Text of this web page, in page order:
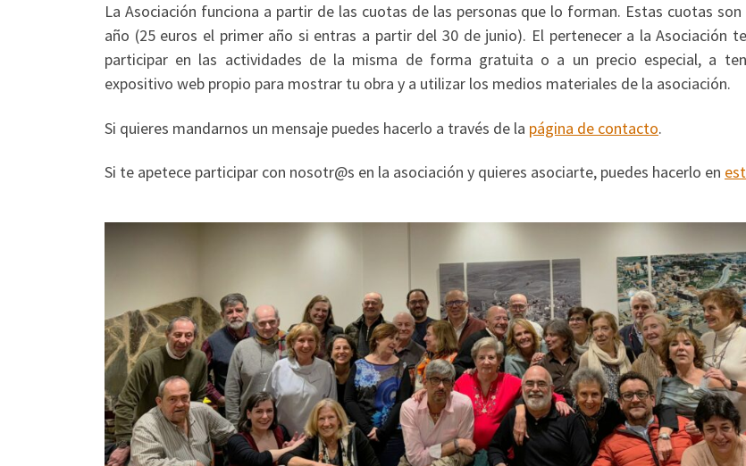
La Asociación funciona a partir de las cuotas de las personas que lo forman. Estas cuotas
año (25 euros el primer año si entras a partir del 30 de junio). El pertenecer a la Asociación
participar en las actividades de la misma de forma gratuita o a un precio especial, a
expositivo web propio para mostrar tu obra y a utilizar los medios materiales de la asociación.
Si quieres mandarnos un mensaje puedes hacerlo a través de la página de contacto.
Si te apetece participar con nosotr@s en la asociación y quieres asociarte, puedes hacerlo en